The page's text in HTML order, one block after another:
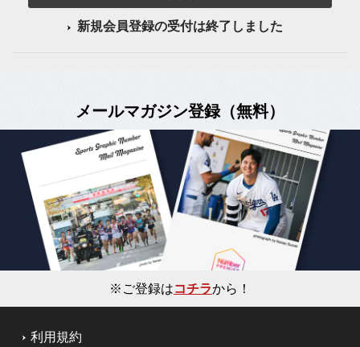
新規会員登録の受付は終了しました
メールマガジン登録（無料）
※ご登録はコチラから！
利用規約